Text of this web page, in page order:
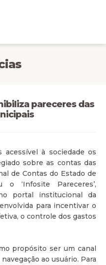
pareceres das
à sociedade os
sobre as contas das
de Contas do Estado de
o ‘Infosite Pareceres’,
portal institucional da
para incentivar o
o controle dos gastos
propósito ser um canal
ao usuário. Para